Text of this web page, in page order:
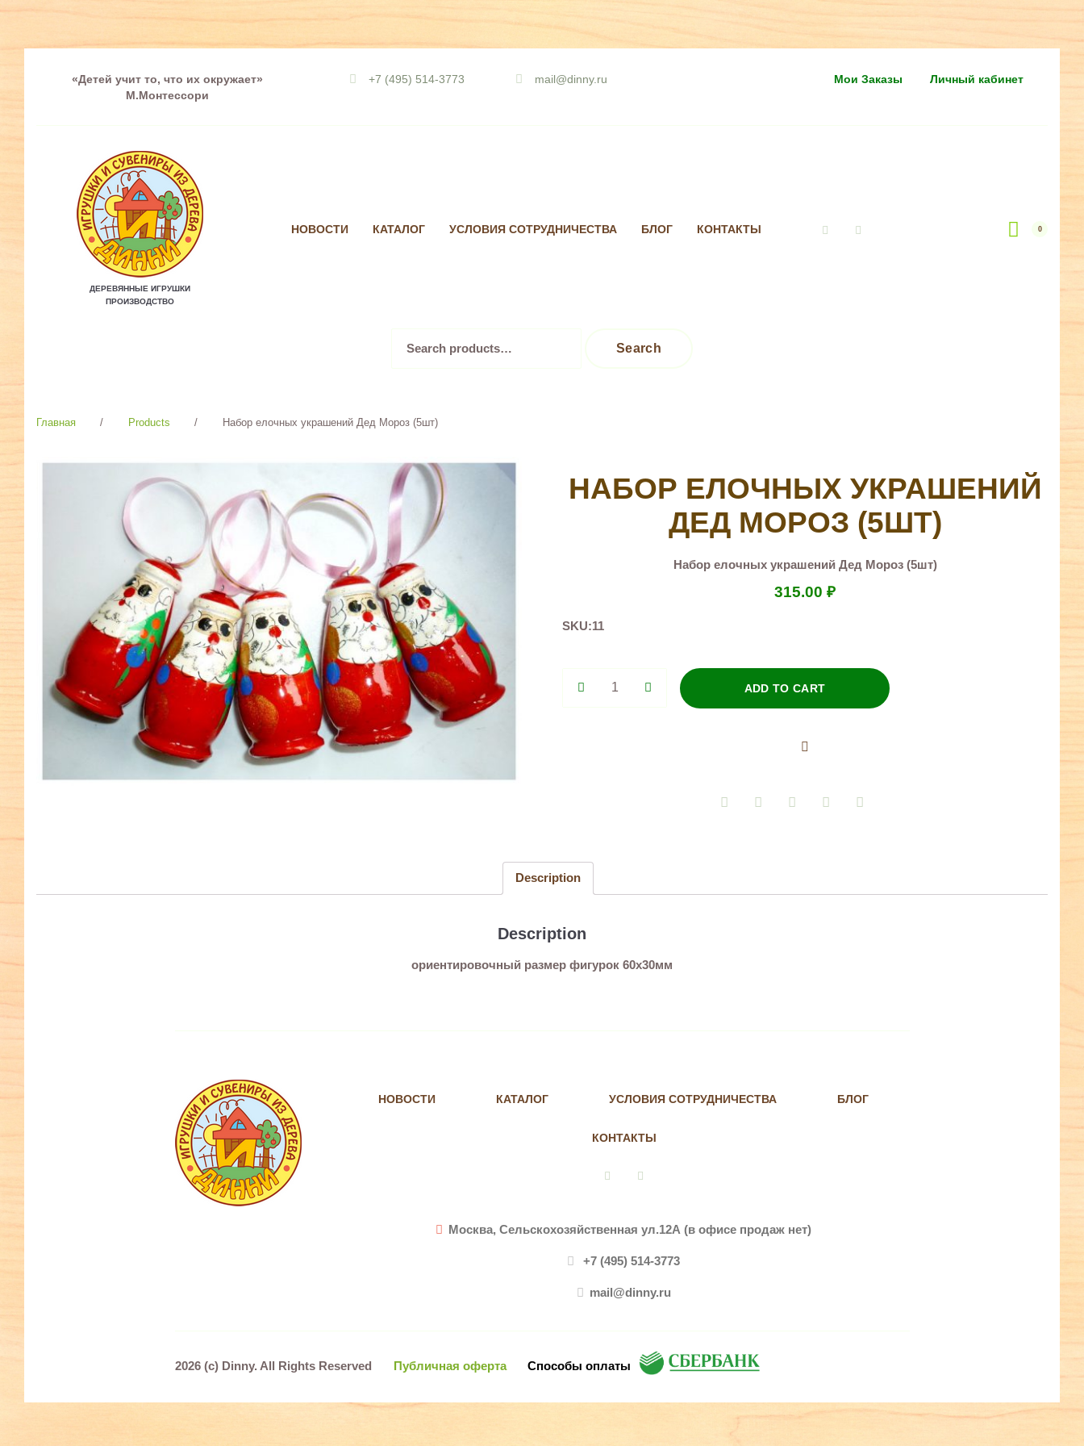
to
«Детей учит то, что их окружает»
М.Монтессори
+7 (495) 514-3773 mail@dinny.ru Мои Заказы Личный кабинет
ДЕРЕВЯННЫЕ ИГРУШКИ
ПРОИЗВОДСТВО
НОВОСТИ КАТАЛОГ УСЛОВИЯ СОТРУДНИЧЕСТВА БЛОГ КОНТАКТЫ 0
for:
Search
Главная / Products / Набор елочных украшений Дед Мороз (5шт)
НАБОР ЕЛОЧНЫХ УКРАШЕНИЙ
ДЕД МОРОЗ (5ШТ)
Набор елочных украшений Дед Мороз (5шт)
315.00₽
SKU:11
елочных
ADD TO CART
Description
Description
ориентировочный размер фигурок 60х30мм
НОВОСТИ КАТАЛОГ УСЛОВИЯ СОТРУДНИЧЕСТВА БЛОГ
КОНТАКТЫ
Москва, Сельскохозяйственная ул.12А (в офисе продаж нет)
+7 (495) 514-3773
mail@dinny.ru
2026 (c) Dinny. All Rights Reserved Публичная оферта Способы оплаты